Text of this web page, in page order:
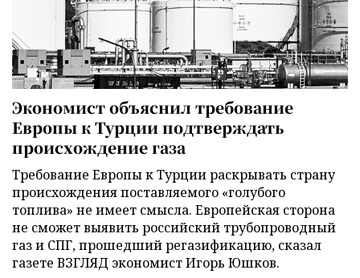
Экономист объяснил требование
Европы к Турции подтверждать
происхождение газа
Требование Европы к Турции раскрывать страну
происхождения поставляемого «голубого
топлива» не имеет смысла. Европейская сторона
не сможет выявить российский трубопроводный
газ и СПГ, прошедший регазификацию, сказал
газете ВЗГЛЯД экономист Игорь Юшков.